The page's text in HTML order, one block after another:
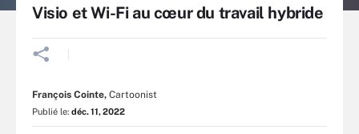
Visio et Wi-Fi au cœur du travail hybride
François Cointe, Cartoonist
Publié le: déc. 11, 2022